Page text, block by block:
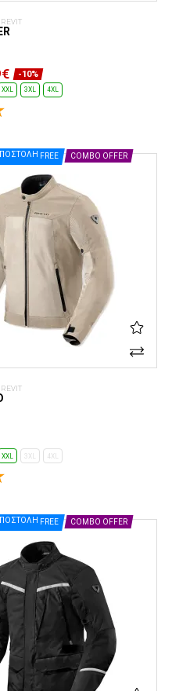
-10%
XXL 3XL 4XL
FREE COMBO OFFER
XXL 3XL 4XL
FREE COMBO OFFER